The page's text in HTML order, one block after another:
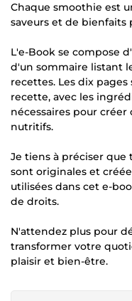
Chaque smoothie est
saveurs et de bienfaits
L'e-Book se compose
d'un sommaire listant
recettes. Les dix
recette, avec les
nécessaires pour
nutritifs.
Je tiens à préciser
sont originales et
utilisées dans cet e-
de droits.
N'attendez plus pour
transformer votre
plaisir et bien-être.